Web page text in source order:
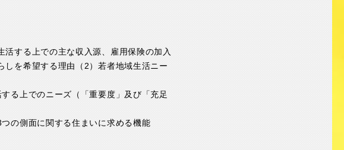
する上での主な収入源、雇用保険の加入
を希望する理由（2）若者地域生活ニー
る上でのニーズ（「重要度」及び「充足
の側面に関する住まいに求める機能